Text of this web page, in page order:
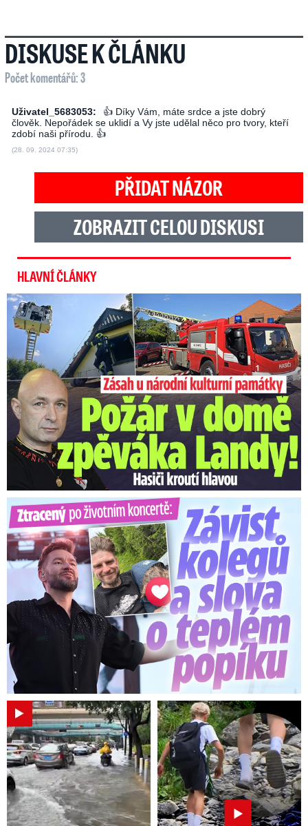
DISKUSE K ČLÁNKU
Počet komentářů: 3
Uživatel_5683053:
👍 Díky Vám, máte srdce a jste dobrý
člověk. Nepořádek se uklidí a Vy jste udělal něco pro tvory, kteří
zdobí naši přírodu. 👍
(28. 09. 2024 07:35)
PŘIDAT NÁZOR
ZOBRAZIT CELOU DISKUSI
HLAVNÍ ČLÁNKY
U Daniela Landy hořelo! Hasiči kroutí hlavou
Ztracený po životním koncertě: Závist kolegů a teplý popík